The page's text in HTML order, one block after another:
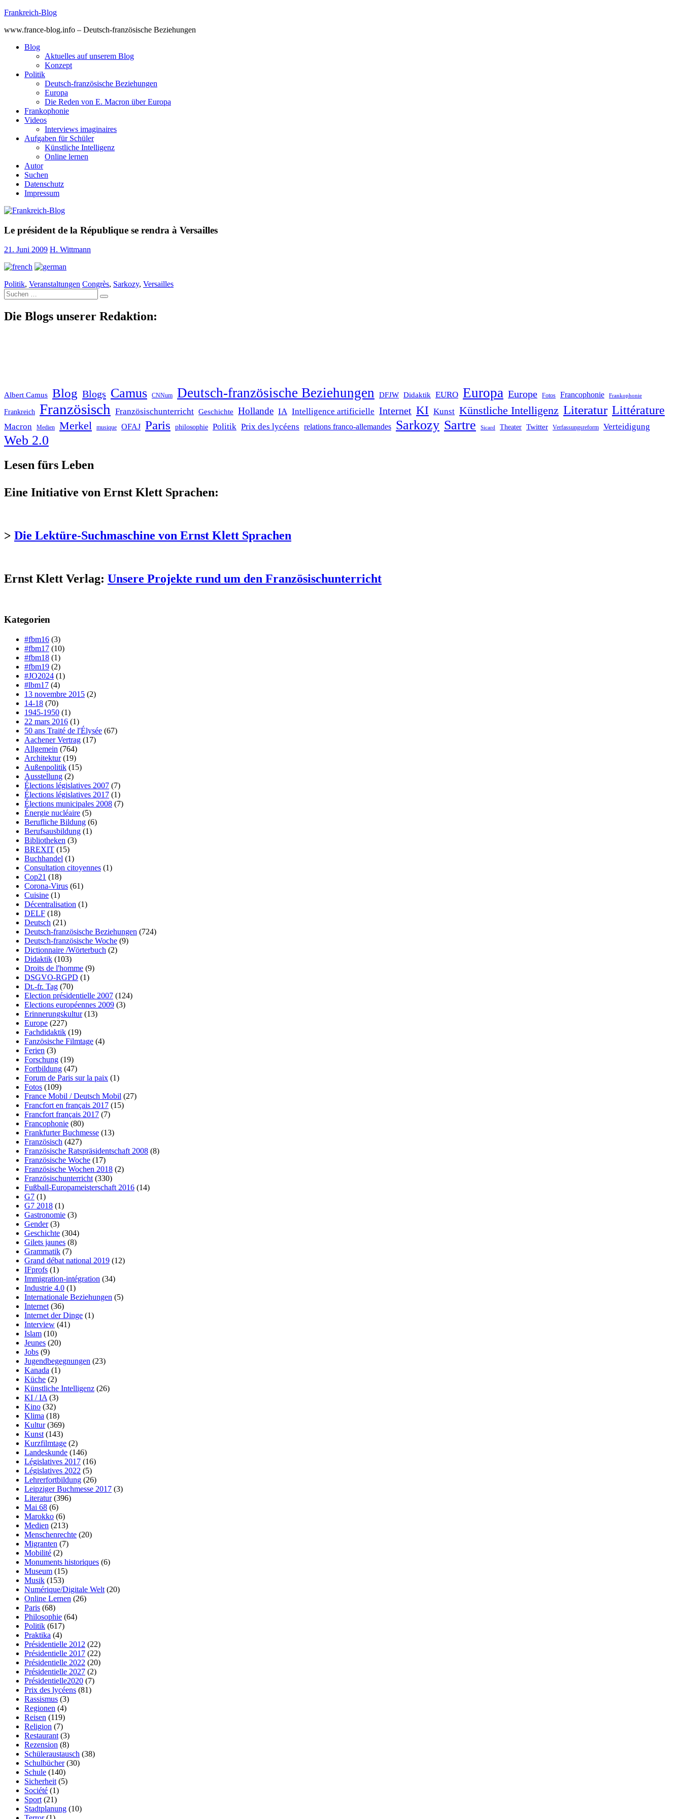
Skip
content
Frankreich-Blog
www.france-blog.info – Deutsch-französische Beziehungen
Blog
Aktuelles auf unserem Blog
Konzept
Politik
Deutsch-französische Beziehungen
Europa
Die Reden von E. Macron über Europa
Frankophonie
Videos
Interviews imaginaires
Aufgaben für Schüler
Künstliche Intelligenz
Online lernen
Autor
Suchen
Datenschutz
Impressum
Le président de la République se rendra à Versailles
21. Juni 2009 H. Wittmann
Politik, Veranstaltungen Congrès, Sarkozy, Versailles
Suche
nach:
Die Blogs unserer Redaktion:
Albert Camus Blog Blogs Camus CNNum Deutsch-französische Beziehungen DFJW Didaktik EURO Europa Europe Fotos Francophonie Frankophonie
Frankreich Französisch Französischunterricht Geschichte Hollande IA Intelligence artificielle Internet KI Kunst Künstliche Intelligenz Literatur Littérature
Macron Medien Merkel musique OFAJ Paris philosophie Politik Prix des lycéens relations franco-allemandes Sarkozy Sartre Sicard Theater Twitter Verfassungsreform Verteidigung
Web 2.0
Lesen fürs Leben
Eine Initiative von Ernst Klett Sprachen:
> Die Lektüre-Suchmaschine von Ernst Klett Sprachen
Ernst Klett Verlag: Unsere Projekte rund um den Französischunterricht
Kategorien
#fbm16 (3)
#fbm17 (10)
#fbm18 (1)
#fbm19 (2)
#JO2024 (1)
#lbm17 (4)
13 novembre 2015 (2)
14-18 (70)
1945-1950 (1)
22 mars 2016 (1)
50 ans Traité de l'Élysée (67)
Aachener Vertrag (17)
Allgemein (764)
Architektur(19)
Außenpolitik (15)
Ausstellung (2)
Élections législatives 2007 (7)
Élections législatives 2017 (1)
Élections municipales 2008 (7)
Énergie nucléaire (5)
Berufliche Bildung (6)
Berufsausbildung (1)
Bibliotheken (3)
BREXIT (15)
Buchhandel (1)
Consultation citoyennes (1)
Cop21 (18)
Corona-Virus (61)
Cuisine (1)
Décentralisation (1)
DELF (18)
Deutsch (21)
Deutsch-französische Beziehungen (724)
Deutsch-französische Woche (9)
Dictionnaire /Wörterbuch (2)
Didaktik (103)
Droits de l'homme (9)
DSGVO-RGPD (1)
Dt.-fr. Tag (70)
Election présidentielle 2007 (124)
Elections européennes 2009 (3)
Erinnerungskultur(13)
Europe (227)
Fachdidaktik (19)
Fanzösische Filmtage (4)
Ferien (3)
Forschung (19)
Fortbildung (47)
Forum de Paris sur la paix (1)
Fotos (109)
France Mobil / Deutsch Mobil (27)
Francfort en français 2017 (15)
Francfort français 2017 (7)
Francophonie (80)
Frankfurter Buchmesse (13)
Französisch (427)
Französische Ratspräsidentschaft 2008 (8)
Französische Woche (17)
Französische Wochen 2018 (2)
Französischunterricht (330)
Fußball-Europameisterschaft 2016 (14)
G7 (1)
G7 2018 (1)
Gastronomie (3)
Gender(3)
Geschichte (304)
Gilets jaunes (8)
Grammatik (7)
Grand débat national 2019 (12)
IFprofs (1)
Immigration-intégration (34)
Industrie 4.0 (1)
Internationale Beziehungen (5)
Internet (36)
Internet der Dinge (1)
Interview (41)
Islam (10)
Jeunes (20)
Jobs (9)
Jugendbegegnungen (23)
Kanada (1)
Küche (2)
Künstliche Intelligenz (26)
KI / IA (3)
Kino (32)
Klima (18)
Kultur(369)
Kunst (143)
Kurzfilmtage (2)
Landeskunde (146)
Législatives 2017 (16)
Législatives 2022 (5)
Lehrerfortbildung (26)
Leipziger Buchmesse 2017 (3)
Literatur(396)
Mai 68 (6)
Marokko (6)
Medien (213)
Menschenrechte (20)
Migranten (7)
Mobilité (2)
Monuments historiques (6)
Museum (15)
Musik (153)
Numérique/Digitale Welt (20)
Online Lernen (26)
Paris (68)
Philosophie (64)
Politik (617)
Praktika (4)
Présidentielle 2012 (22)
Présidentielle 2017 (22)
Présidentielle 2022 (20)
Présidentielle 2027 (2)
Présidentielle2020 (7)
Prix des lycéens (81)
Rassismus (3)
Regionen (4)
Reisen (119)
Religion (7)
Restaurant (3)
Rezension (8)
Schüleraustausch (38)
Schulbücher(30)
Schule (140)
Sicherheit (5)
Société (1)
Sport (21)
Stadtplanung (10)